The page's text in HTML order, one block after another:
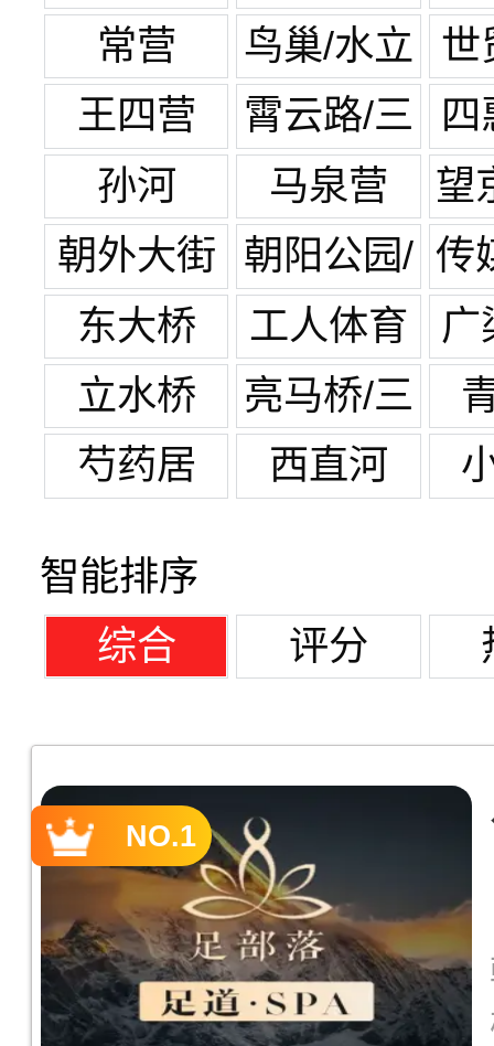
苑家园
常营
鸟巢/水立
方
世
王四营
霄云路/三
元桥
孙河 马泉营
望
朝外大街
朝阳公园/
团结湖
传
东大桥
工人体育
场
广
立水桥
亮马桥/三
元桥
芍药居
西直河
智能排序
综合
评分
NO.1